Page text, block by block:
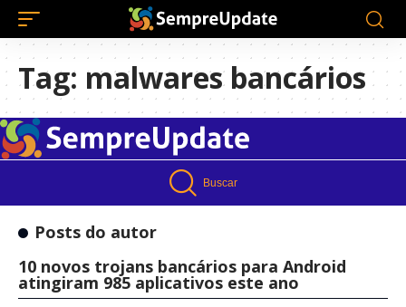
Tag: malwares bancários
Buscar
Posts do autor
10 novos trojans bancários para Android
atingiram 985 aplicativos este ano